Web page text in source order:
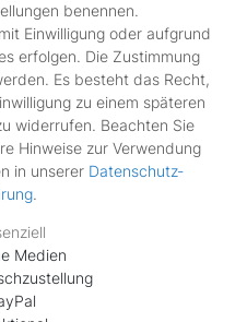
benennen.
Einwilligung oder aufgrund
erfolgen. Die Zustimmung
Es besteht das Recht,
zu einem späteren
widerrufen. Beachten Sie
Hinweise zur Verwendung
in unserer Daten­schutz­
.
Medien